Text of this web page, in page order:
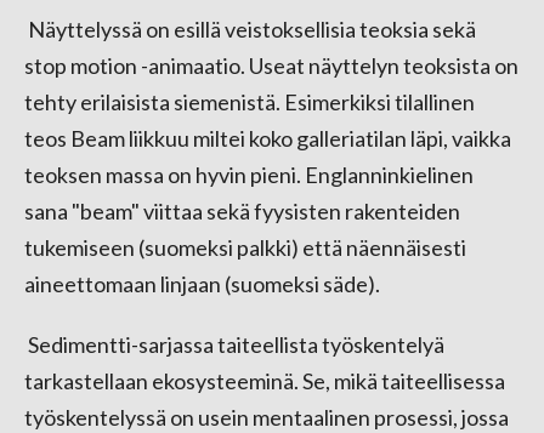
Näyttelyssä on esillä veistoksellisia teoksia sekä
stop motion -animaatio. Useat näyttelyn teoksista on
tehty erilaisista siemenistä. Esimerkiksi tilallinen
teos Beam liikkuu miltei koko galleriatilan läpi, vaikka
teoksen massa on hyvin pieni. Englanninkielinen
sana "beam" viittaa sekä fyysisten rakenteiden
tukemiseen (suomeksi palkki) että näennäisesti
aineettomaan linjaan (suomeksi säde).
Sedimentti-sarjassa taiteellista työskentelyä
tarkastellaan ekosysteeminä. Se, mikä taiteellisessa
työskentelyssä on usein mentaalinen prosessi, jossa